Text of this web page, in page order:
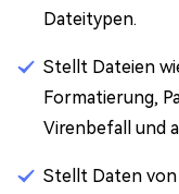
Dateitypen.
Stellt Dateien
Formatierung,
Virenbefall und
Stellt Daten